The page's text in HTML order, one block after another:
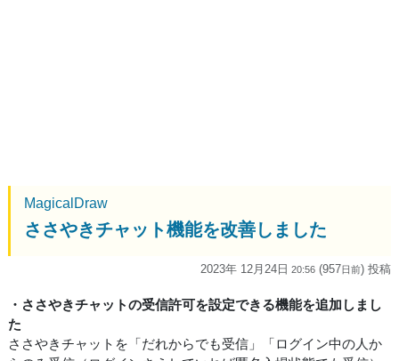
MagicalDraw
ささやきチャット機能を改善しました
2023年 12月24日 20:56 (957日前) 投稿
・ささやきチャットの受信許可を設定できる機能を追加しまし
た
ささやきチャットを「だれからでも受信」「ログイン中の人か